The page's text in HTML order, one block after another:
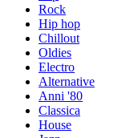
Rock
Hip hop
Chillout
Oldies
Electro
Alternative
Anni '80
Classica
House